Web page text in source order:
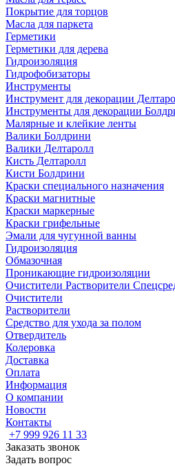
Покрытие для торцов
Масла для паркета
Герметики
Герметики для дерева
Гидроизоляция
Гидрофобизаторы
Инструменты
Инструмент для декорации
Инструменты для декорации
Малярные и клейкие ленты
Валики Болдрини
Валики Делтаролл
Кисть Делтаролл
Кисти Болдрини
Краски специального назначения
Краски магнитные
Краски маркерные
Краски грифельные
Эмали для чугунной ванны
Гидроизоляция
Обмазочная
Проникающие гидроизоляции
Очистители Растворители
Очистители
Растворители
Средство для ухода за полом
Отвердитель
Колеровка
Доставка
Оплата
Информация
О компании
Новости
Контакты
+7 999 926 11 33
Заказать звонок
Задать вопрос